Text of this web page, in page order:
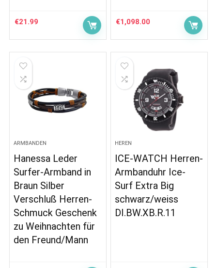
€21.99 €1,098.00
ARMBANDEN
Hanessa Leder
Surfer-Armband in
Braun Silber
Verschluß Herren-
Schmuck Geschenk
zu Weihnachten für
den Freund/Mann
HEREN
ICE-WATCH Herren-
Armbanduhr Ice-
Surf Extra Big
schwarz/weiss
DI.BW.XB.R.11